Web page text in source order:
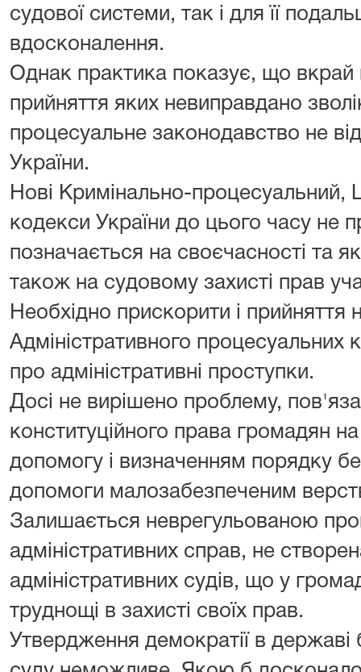
судової системи, так і для її
вдосконалення.
Однак практика показує, що вкрай
прийняття яких невиправдано
процесуальне законодавство не
України.
Нові Кримінально-процесуальний,
кодекси України до цього часу не
позначається на своєчасності та
також на судовому захисті прав
Необхідно прискорити і прийняття
Адміністративного процесуальних
про адміністративні проступки.
Досі не вирішено проблему,
конституційного права громадян
допомогу і визначенням порядку
допомоги малозабезпеченим
Залишається неврегульованою
адміністративних справ, не
адміністративних судів, що у
труднощі в захисті своїх прав.
Утвердження демократії в державі